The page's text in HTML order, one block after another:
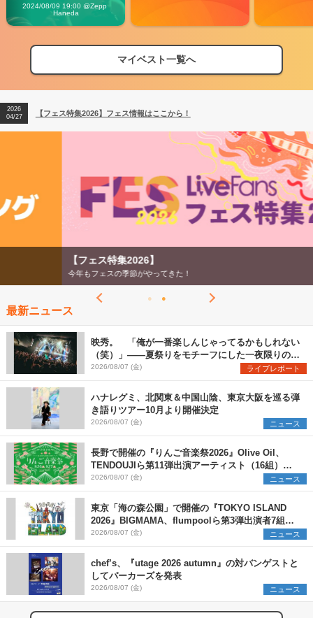
Vibes
2024/08/09 19:00 @Zepp
Haneda
マイベスト一覧へ
【フェス特集2026】フェス情報はここから！
【ライブ動員ランキング】2026年上半期編発表！
2026
04/27
【フェス特集2026】フェス情報はここから！
2026
【ライブ動員ランキング】2026年上半期編発表！
【フェス特集2026】
今年もフェスの季節がやってきた！
最新ニュース
映秀。 「俺が一番楽しんじゃってるかもしれない
（笑）」――夏祭りをモチーフにした一夜限りのス
ペシャルライブ『色祭』レポート
2026/08/07 (金) ライブレポート
ハナレグミ、北関東＆中国山陰、東京大阪を巡る弾
き語りツアー10月より開催決定
2026/08/07 (金) ニュース
長野で開催の『りんご音楽祭2026』Olive Oil、
TENDOUJIら第11弾出演アーティスト（16組）を
発表
2026/08/07 (金) ニュース
東京「海の森公園」で開催の『TOKYO ISLAND
2026』BIGMAMA、flumpoolら第3弾出演者7組を
発表 ワークショップ・アート出展者を募集
2026/08/07 (金) ニュース
chef’s、『utage 2026 autumn』の対バンゲストと
してパーカーズを発表
2026/08/07 (金) ニュース